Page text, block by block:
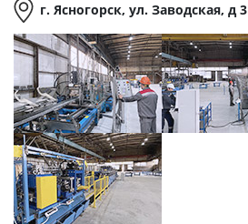
г. Ясногорск, ул. Заводская, д 3